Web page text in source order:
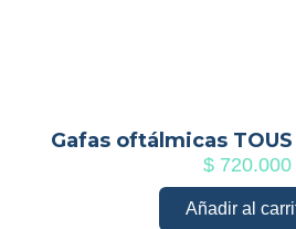
Gafas oftálmicas
$ 720.000
Añadir al